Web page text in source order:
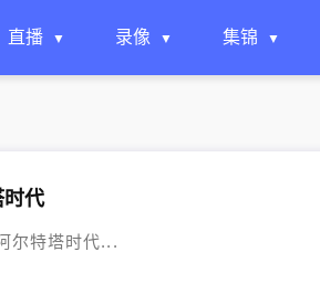
直播 录像 集锦
代
尔特塔时代...